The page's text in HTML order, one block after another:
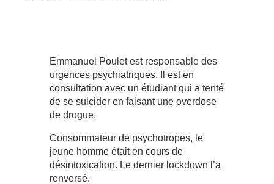
Emmanuel Poulet est responsable des
urgences psychiatriques. Il est en
consultation avec un étudiant qui a tenté
de se suicider en faisant une overdose
de drogue.
Consommateur de psychotropes, le
jeune homme était en cours de
désintoxication. Le dernier lockdown l’a
renversé.